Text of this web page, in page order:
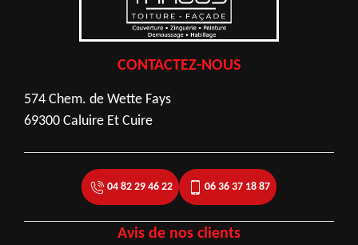
CONTACTEZ-NOUS
574 Chem. de Wette Fays
69300 Caluire Et Cuire
04 82 29 46 22 06 36 37 18 87
Avis de nos clients